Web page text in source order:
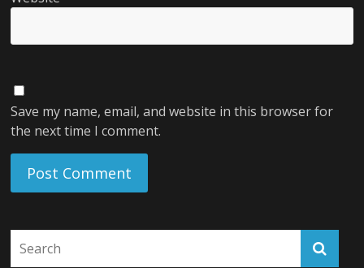
Save my name, email, and website in this browser for
the next time I comment.